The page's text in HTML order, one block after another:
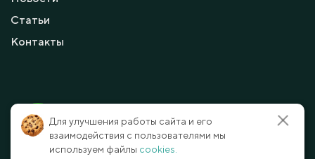
Статьи
Контакты
официальный сайт.
Все права защищены.
Для улучшения работы сайта и его
взаимодействия с пользователями мы
используем файлы cookies.